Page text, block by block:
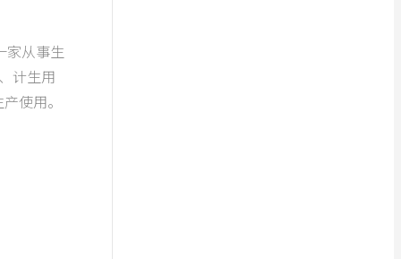
从事生
计生用
使用。